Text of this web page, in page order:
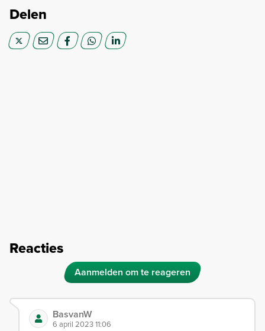
Delen
Reacties
Aanmelden om te reageren
BasvanW
6 april 2023 11:06